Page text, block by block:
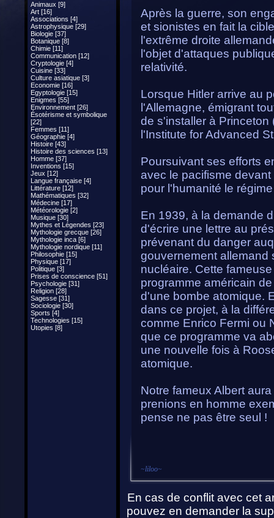
Animaux [9]
Art [16]
Associations [4]
Astrophysique [29]
Biologie [37]
Botanique [8]
Chimie [11]
Communication [12]
Cryptologie [4]
Cuisine [33]
Culture asiatique [3]
Economie [16]
Egyptologie [15]
Enigmes [55]
Environnement [26]
Ésotérisme et symbolique
[22]
Femmes [11]
Géographie [4]
Histoire [43]
Histoire des sciences [13]
Homme [37]
Inventions [15]
Jeux [12]
Langue française [4]
Littérature [12]
Mathématiques [32]
Médecine [17]
Météorologie [2]
Musique [30]
Mythes et Légendes [23]
Mythologie grecque [26]
Mythologie inca [6]
Mythologie nordique [11]
Philosophie [15]
Physique [17]
Politique [3]
Prises de conscience [51]
Psychologie [31]
Religion [28]
Sagesse [31]
Sociologie [30]
Sports [4]
Technologies [15]
Utopies [8]
Après la guerre, son
et sionistes en fait la
l'extrême droite
l'objet d'attaques
relativité.
Lorsque Hitler arrive au
l'Allemagne, émigrant
de s'installer à
l'Institute for Advanced
Poursuivant ses efforts
avec le pacifisme
pour l'humanité le
En 1939, à la demande
d'écrire une lettre au
prévenant du danger
gouvernement allemand
nucléaire. Cette
programme américain
d'une bombe atomique.
dans ce projet, à la
comme Enrico Fermi ou
que ce programme va
une nouvelle fois à
atomique.
Notre fameux Albert
prenions en homme
pense ne pas être seul !
~liloo~
En cas de conflit avec cet
pouvez en demander la